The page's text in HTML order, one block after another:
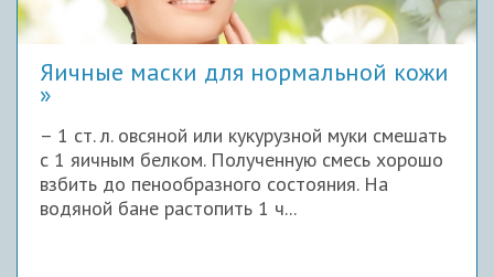
Яичные маски для нормальной кожи
– 1 ст. л. овсяной или кукурузной муки смешать
с 1 яичным белком. Полученную смесь хорошо
взбить до пенообразного состояния. На
водяной бане растопить 1 ч...